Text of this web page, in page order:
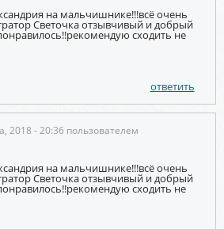
на мальчишнике!!!всё очень
Светочка отзывчивый и добрый
сходить не
ответить
2018 - 20:36 пользователем
на мальчишнике!!!всё очень
Светочка отзывчивый и добрый
сходить не